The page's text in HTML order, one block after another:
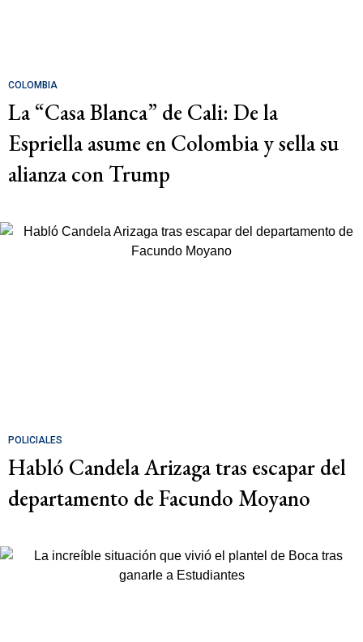
COLOMBIA
La “Casa Blanca” de Cali: De la
Espriella asume en Colombia y sella su
alianza con Trump
POLICIALES
Habló Candela Arizaga tras escapar del
departamento de Facundo Moyano